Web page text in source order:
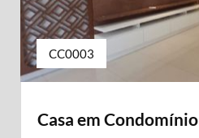
CC0003
Casa em Condomínio